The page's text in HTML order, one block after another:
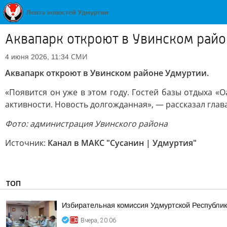
Аквапарк откроют в Увинском
4 июня 2026, 11:34 СМИ
Аквапарк откроют в Увинском районе Удмуртии.
«Появится он уже в этом году. Гостей базы отдыха
активности. Новость долгожданная», — рассказал
Фото: администрация Увинского района
Источник: Канал в МАКС "Сусанин | Удмуртия"
ТОП
Избирательная комиссия Удмуртской
Вчера, 20:06